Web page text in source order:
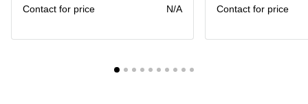
Contact for price
N/A
Contact for price